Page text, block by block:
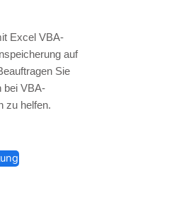
Excel VBA-
auf
Sie
bei VBA-
zu helfen.